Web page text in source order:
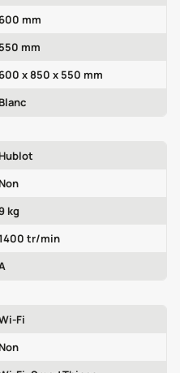
600 mm
550 mm
600 x 850 x 550 mm
Blanc
Hublot
Non
kg
tr/min
Fi
Non